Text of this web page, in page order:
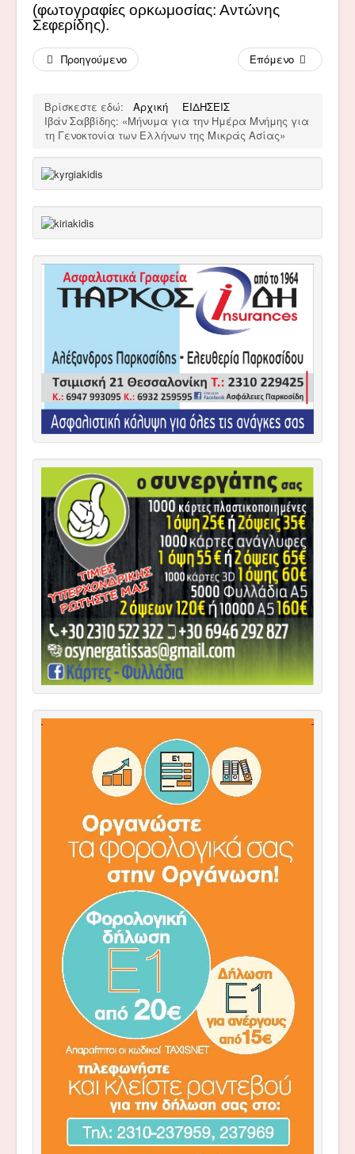
(φωτογραφίες ορκωμοσίας: Αντώνης
Σεφερίδης).
Προηγούμενο Επόμενο
Βρίσκεστε εδώ: Αρχική
ΕΙΔΗΣΕΙΣ
Ιβάν Σαββίδης: «Μήνυμα για την Ημέρα Μνήμης για
τη Γενοκτονία των Ελλήνων της Μικράς Ασίας»